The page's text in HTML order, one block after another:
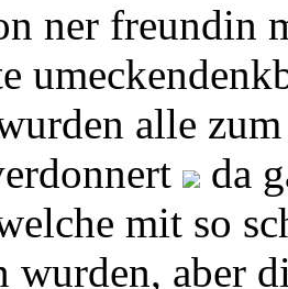
ner freundin
alle
da
mit so
wurden, aber